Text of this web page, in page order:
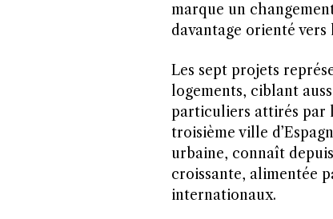
marque un
davantage orienté
Les sept projets
logements, ciblant
particuliers attirés par
troisième ville
urbaine, connaît
croissante, alimentée
internationaux.